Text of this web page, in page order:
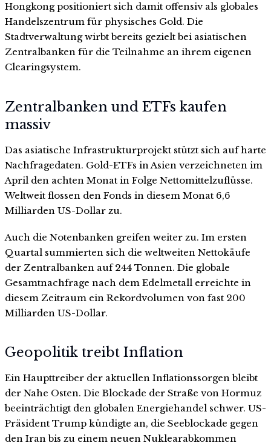
Hongkong positioniert sich damit offensiv als globales
Handelszentrum für physisches Gold. Die
Stadtverwaltung wirbt bereits gezielt bei asiatischen
Zentralbanken für die Teilnahme an ihrem eigenen
Clearingsystem.
Zentralbanken und ETFs kaufen
massiv
Das asiatische Infrastrukturprojekt stützt sich auf harte
Nachfragedaten. Gold-ETFs in Asien verzeichneten im
April den achten Monat in Folge Nettomittelzuflüsse.
Weltweit flossen den Fonds in diesem Monat 6,6
Milliarden US-Dollar zu.
Auch die Notenbanken greifen weiter zu. Im ersten
Quartal summierten sich die weltweiten Nettokäufe
der Zentralbanken auf 244 Tonnen. Die globale
Gesamtnachfrage nach dem Edelmetall erreichte in
diesem Zeitraum ein Rekordvolumen von fast 200
Milliarden US-Dollar.
Geopolitik treibt Inflation
Ein Haupttreiber der aktuellen Inflationssorgen bleibt
der Nahe Osten. Die Blockade der Straße von Hormuz
beeinträchtigt den globalen Energiehandel schwer. US-
Präsident Trump kündigte an, die Seeblockade gegen
den Iran bis zu einem neuen Nuklearabkommen